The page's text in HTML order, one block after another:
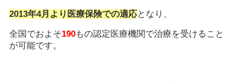
2013年4月より医療保険での適応となり、
全国でおよそ190もの認定医療機関で治療を受けること
が可能です。